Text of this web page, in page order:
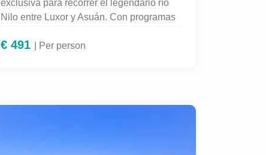
exclusiva para recorrer el legendario río
Nilo entre Luxor y Asuán. Con programas
lujo y cultura: elegantes camarotes,
de Egipto como Karnak, Luxor, Edfu, Kom
€ 491 | Per person